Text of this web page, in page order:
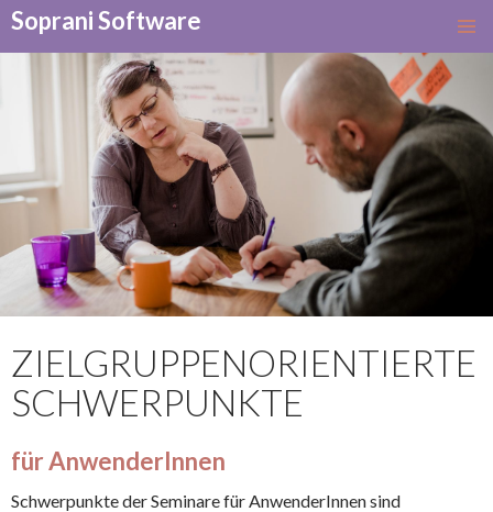
Soprani Software
ZIELGRUPPENORIENTIERTE
SCHWERPUNKTE
für AnwenderInnen
Schwerpunkte der Seminare für AnwenderInnen sind